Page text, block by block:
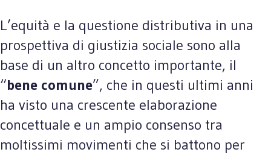
L’equità e la questione distributiva in una
prospettiva di giustizia sociale sono alla
base di un altro concetto importante, il
“bene comune”, che in questi ultimi anni
ha visto una crescente elaborazione
concettuale e un ampio consenso tra
moltissimi movimenti che si battono per